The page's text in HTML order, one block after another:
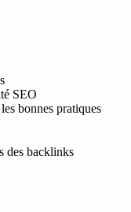
SEO
bonnes pratiques
des backlinks